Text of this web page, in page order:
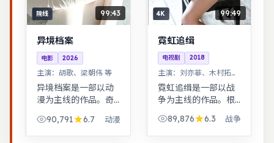
院线 99:43
异境档案
电影 2026
主演： 胡歌、梁朝伟 等
异境档案是一部以动
漫为主线的作品。奇
回收利落，适合系列
化追看。音乐与舞蹈
90,791 6.7 动漫
4K 99:49
霓虹追缉
电视剧 2018
主演： 刘亦菲、木村拓哉
等
霓虹追缉是一部以战
争为主线的作品。根
据真实事件改编，纪
实感强，表演克制而
富有张力。跨时空叙
89,876 6.3 战争